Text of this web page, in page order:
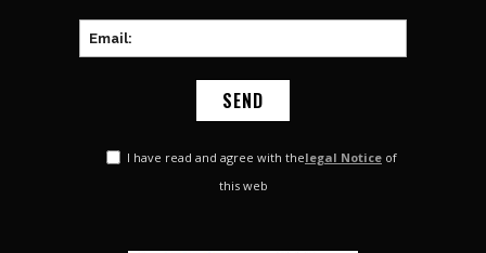
I have read and agree with thelegal Notice of
this web